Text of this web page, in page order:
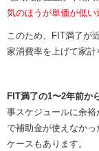
気のほうが単価が低い
このため、FIT満了が
家消費率を上げて家計
FIT満了の1〜2年前か
事スケジュールに余
で補助金が使えなか
ケースもあります。